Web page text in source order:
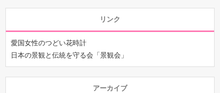
リンク
愛国女性のつどい花時計
日本の景観と伝統を守る会「景観会」
アーカイブ